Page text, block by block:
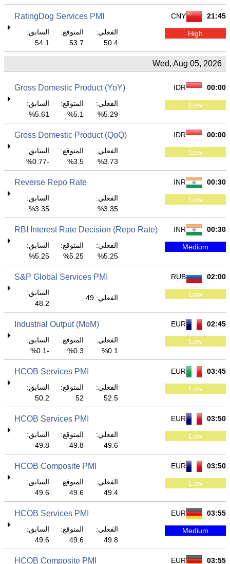
21:45
CNY
RatingDog Services PMI
High
الفعلي:
50.4
المتوقع:
53.7
السابق:
54.1
Wed, Aug 05, 2026
00:00
IDR
Gross Domestic Product (YoY)
Low
الفعلي:
5.29%
المتوقع:
5.1%
السابق:
5.61%
00:00
IDR
Gross Domestic Product (QoQ)
Low
الفعلي:
3.73%
المتوقع:
3.5%
السابق:
-0.77%
00:30
INR
Reverse Repo Rate
Low
الفعلي:
3.35%
السابق:
3.35%
00:30
INR
RBI Interest Rate Decision (Repo Rate)
Medium
الفعلي:
5.25%
المتوقع:
5.25%
السابق:
5.25%
02:00
RUB
S&P Global Services PMI
Low الفعلي: 49
السابق:
48.2
02:45
EUR
Industrial Output (MoM)
Low
الفعلي:
0.1%
المتوقع:
0.3%
السابق:
-0.1%
03:45
EUR
HCOB Services PMI
Low
الفعلي:
52.5
المتوقع:
52
السابق:
50.2
03:50
EUR
HCOB Services PMI
Low
الفعلي:
49.6
المتوقع:
49.8
السابق:
49.8
03:50
EUR
HCOB Composite PMI
Low
الفعلي:
49.4
المتوقع:
49.6
السابق:
49.6
03:55
EUR
HCOB Services PMI
Medium
الفعلي:
49.8
المتوقع:
49.6
السابق:
49.6
03:55
EUR
HCOB Composite PMI